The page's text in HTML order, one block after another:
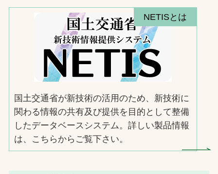
NETISとは
国土交通省が新技術の活用のため、新技術に
関わる情報の共有及び提供を目的として整備
したデータベースシステム。詳しい製品情報
は、こちらからご覧下さい。